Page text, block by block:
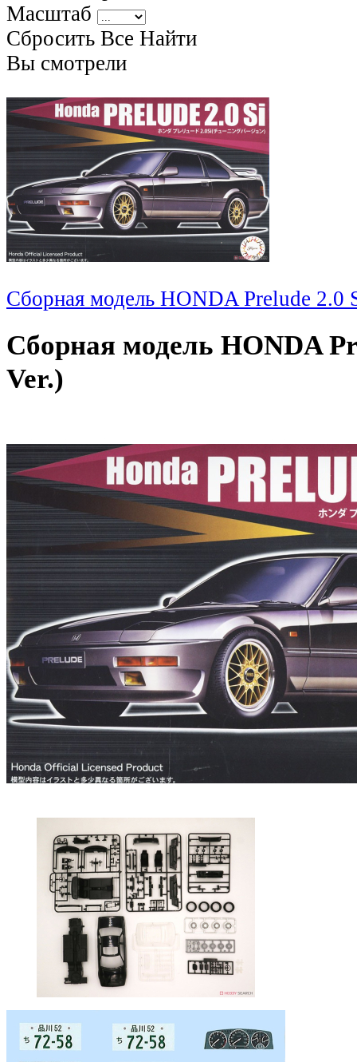
Масштаб
Сбросить Все Найти
Вы смотрели
Сборная модель HONDA Prelude 2.0
Сборная модель HONDA
Ver.)